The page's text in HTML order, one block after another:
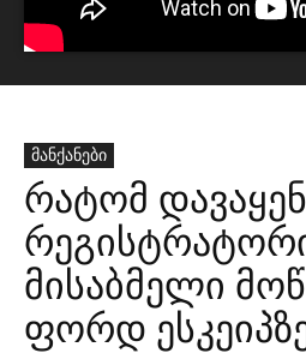
მანქანები
რატომ
მისაბმელი
ფორდ